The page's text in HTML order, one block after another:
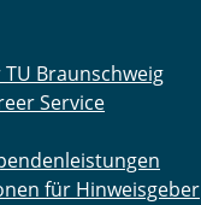
Braunschweig
Service
für Hinweisgeber